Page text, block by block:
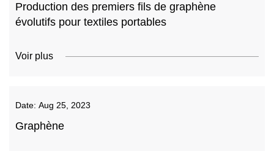
Production des premiers fils de graphène
évolutifs pour textiles portables
Voir plus
Date: Aug 25, 2023
Graphène